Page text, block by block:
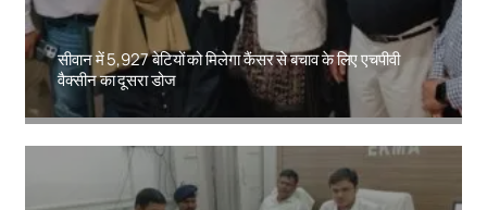
सीवान में 5,927 बेटियों को मिलेगा कैंसर से बचाव के लिए एचपीवी
वैक्सीन का दूसरा डोज
Amit Lekh